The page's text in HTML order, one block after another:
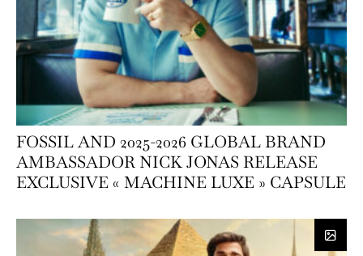
FOSSIL AND 2025-2026 GLOBAL BRAND
AMBASSADOR NICK JONAS RELEASE
EXCLUSIVE « MACHINE LUXE » CAPSULE